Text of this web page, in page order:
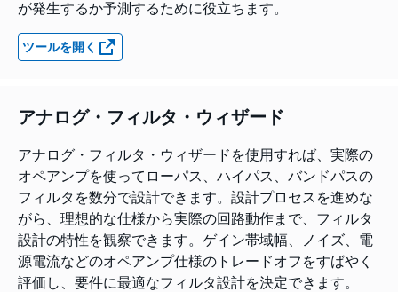
が発生するか予測するために役立ちます。
ツールを開く
アナログ・フィルタ・ウィザード
アナログ・フィルタ・ウィザードを使用すれば、実際の
オペアンプを使ってローパス、ハイパス、バンドパスの
フィルタを数分で設計できます。設計プロセスを進めな
がら、理想的な仕様から実際の回路動作まで、フィルタ
設計の特性を観察できます。ゲイン帯域幅、ノイズ、電
源電流などのオペアンプ仕様のトレードオフをすばやく
評価し、要件に最適なフィルタ設計を決定できます。